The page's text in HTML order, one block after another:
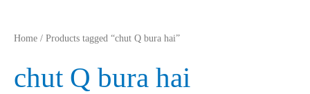
Home / Products tagged “chut Q bura hai”
chut Q bura hai